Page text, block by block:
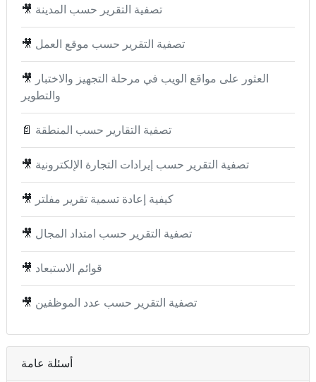
🎥 تصفية التقرير حسب المدينة
🎥 تصفية التقرير حسب موقع العمل
🎥 العثور على مواقع الويب في مرحلة التجهيز والاختبار
والتطوير
📄 تصفية التقارير حسب المنطقة
🎥 تصفية التقرير حسب إيرادات التجارة الإلكترونية
🎥 كيفية إعادة تسمية تقرير مفلتر
🎥 تصفية التقرير حسب امتداد المجال
🎥 قوائم الاستبعاد
🎥 تصفية التقرير حسب عدد الموظفين
أسئلة عامة